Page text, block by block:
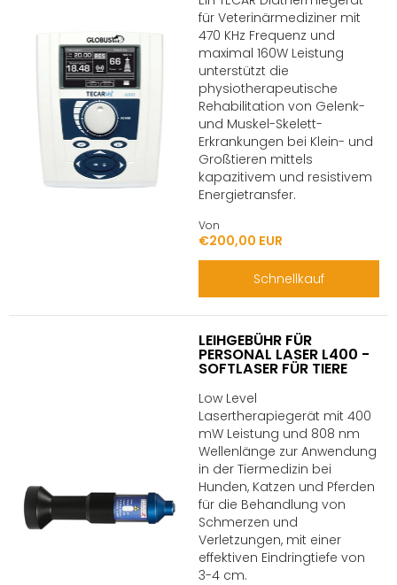
für Veterinärmediziner mit
470 KHz Frequenz und
maximal 160W Leistung
unterstützt die
physiotherapeutische
Rehabilitation von Gelenk-
und Muskel-Skelett-
Erkrankungen bei Klein- und
Großtieren mittels
kapazitivem und resistivem
Energietransfer.
Von
€200,00 EUR
Schnellkauf
LEIHGEBÜHR FÜR
PERSONAL LASER L400 -
SOFTLASER FÜR TIERE
Low Level
Lasertherapiegerät mit 400
mW Leistung und 808 nm
Wellenlänge zur Anwendung
in der Tiermedizin bei
Hunden, Katzen und Pferden
für die Behandlung von
Schmerzen und
Verletzungen, mit einer
effektiven Eindringtiefe von
3-4 cm.